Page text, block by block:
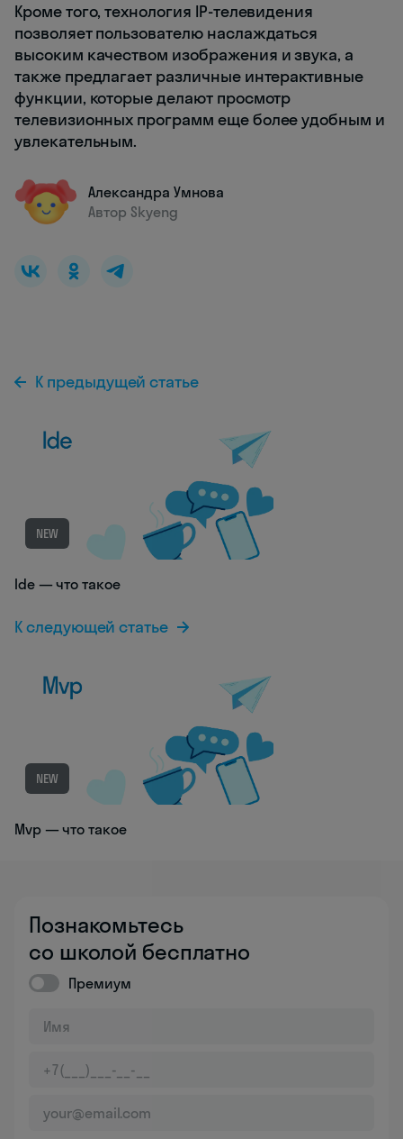
Кроме того, технология IP-телевидения
позволяет пользователю наслаждаться
высоким качеством изображения и звука, а
также предлагает различные интерактивные
функции, которые делают просмотр
телевизионных программ еще более удобным и
увлекательным.
Александра Умнова
Автор Skyeng
К предыдущей статье
NEW
Ide — что такое
К следующей статье
NEW
Mvp — что такое
Познакомьтесь
со школой бесплатно
Премиум